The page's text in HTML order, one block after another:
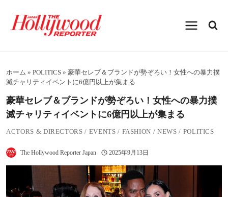
プホーム » POLITICS » 豪華セレブ＆ブランドが勢ぞろい！女性への暴力撲
滅チャリティイベントに6億円以上が集まる
豪華セレブ＆ブランドが勢ぞろい！女性への暴力撲
滅チャリティイベントに6億円以上が集まる
ACTORS & DIRECTORS / EVENTS / FASHION /NEWS / POLITICS
The Hollywood Reporter Japan 2025年9月13日